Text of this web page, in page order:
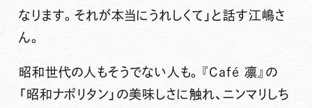
なります。それが本当にうれしくて」と話す江嶋さ
ん。
昭和世代の人もそうでない人も。『Café 凛』の
「昭和ナポリタン」の美味しさに触れ、ニンマリしち